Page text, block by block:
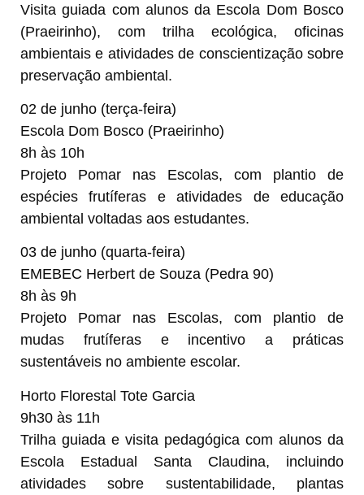
Visita guiada com alunos da Escola Dom Bosco
(Praeirinho), com trilha ecológica, oficinas
ambientais e atividades de conscientização sobre
preservação ambiental.
02 de junho (terça-feira)
Escola Dom Bosco (Praeirinho)
8h às 10h
Projeto Pomar nas Escolas, com plantio de
espécies frutíferas e atividades de educação
ambiental voltadas aos estudantes.
03 de junho (quarta-feira)
EMEBEC Herbert de Souza (Pedra 90)
8h às 9h
Projeto Pomar nas Escolas, com plantio de
mudas frutíferas e incentivo a práticas
sustentáveis no ambiente escolar.
Horto Florestal Tote Garcia
9h30 às 11h
Trilha guiada e visita pedagógica com alunos da
Escola Estadual Santa Claudina, incluindo
atividades sobre sustentabilidade, plantas